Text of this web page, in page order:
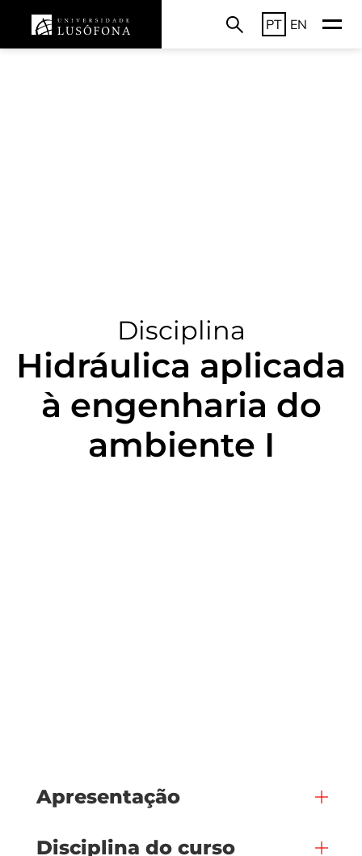
PT EN
Disciplina
Hidráulica aplicada
à engenharia do
ambiente I
Apresentação
Disciplina do curso